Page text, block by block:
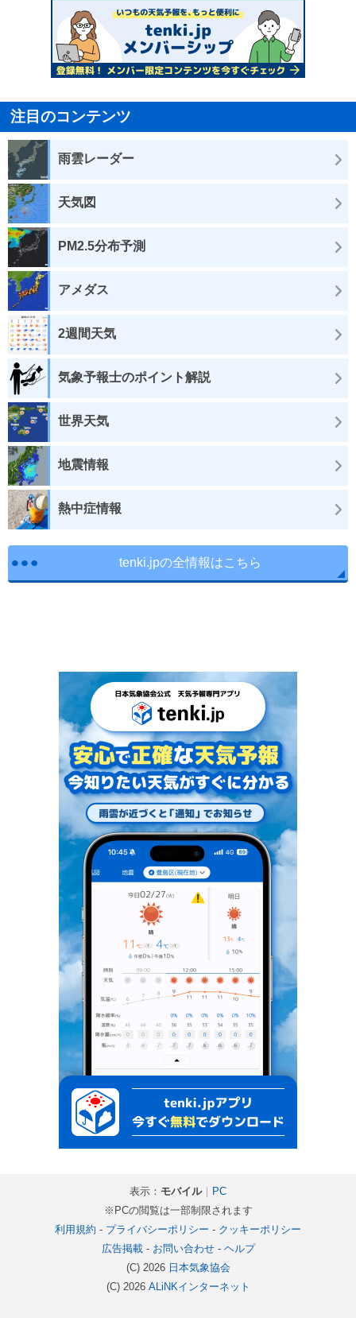
注目のコンテンツ
雨雲レーダー
天気図
PM2.5分布予測
アメダス
2週間天気
気象予報士のポイント解説
世界天気
地震情報
熱中症情報
tenki.jpの全情報はこちら
表示： モバイル｜
PC
※PCの閲覧は一部制限されます
利用規約 - プライバシーポリシー - クッキーポリシー
広告掲載- お問い合わせ- ヘルプ
(C) 2026 日本気象協会
(C) 2026 ALiNKインターネット